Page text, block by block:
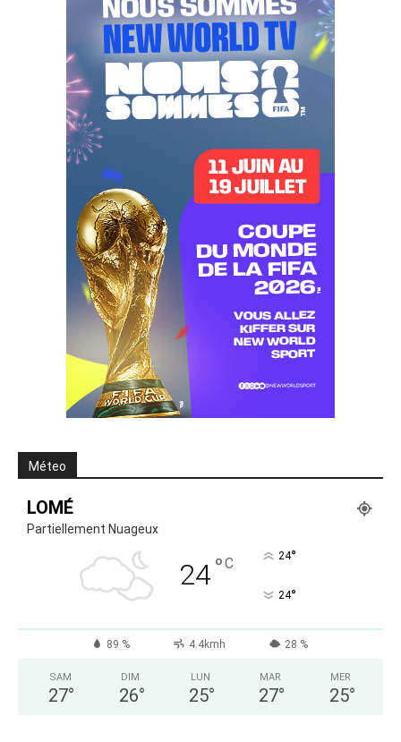
Méteo
LOMÉ
Partiellement Nuageux
24°C 24°
24°
89 % 4.4kmh 28 %
SAM
27°
DIM
26°
LUN
25°
MAR
27°
MER
25°